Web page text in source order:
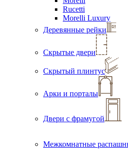
Rucetti
Morelli Luxury
Деревянные рейки
Скрытые двери
Скрытый плинтус
Арки и порталы
Двери с фрамугой
Межкомнатные